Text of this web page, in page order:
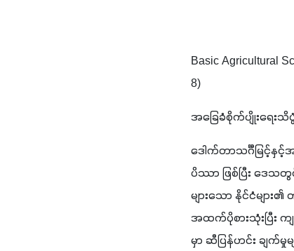
Basic Agricultural
8)
အခြေခံစိုက်ပျိုးရေး
ဒေါက်တာသင်္ဂီမြင့်နှ
ပိဿာ ဖြစ်ပြီး ဒေသတွ
များသော နိုင်ငံမျ
အထက်ပိုစားသုံးပြီး
မှာ ဆီပြန်ဟင်း ချက်